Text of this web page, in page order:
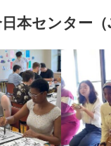
本センター